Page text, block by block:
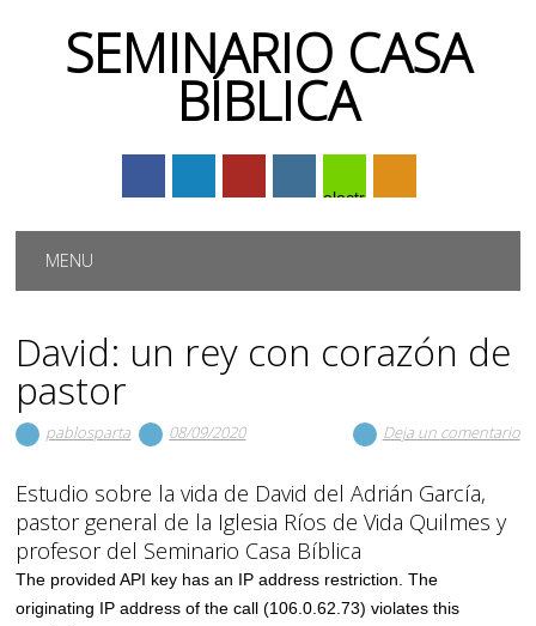
SEMINARIO CASA
BÍBLICA
electrónico
Menú principal
MENU
David: un rey con corazón de
pastor
pablosparta 08/09/2020 Deja un comentario
Estudio sobre la vida de David del Adrián García,
pastor general de la Iglesia Ríos de Vida Quilmes y
profesor del Seminario Casa Bíblica
The provided API key has an IP address restriction. The
originating IP address of the call (106.0.62.73) violates this